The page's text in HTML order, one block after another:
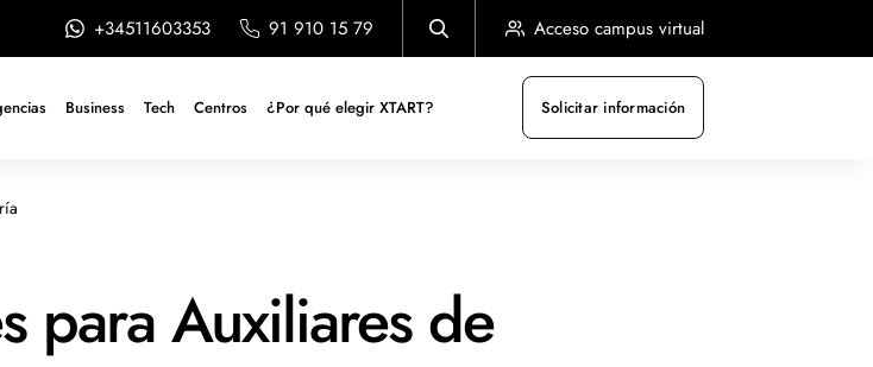
+34511603353 91 910 15 79 Acceso campus virtual
Business Tech Centros ¿Por qué elegir XTART? Solicitar información
para Auxiliares de